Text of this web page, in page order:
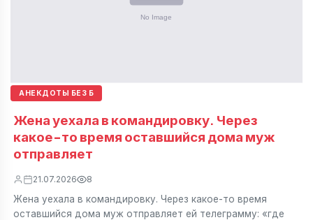
АНЕКДОТЫ БЕЗ Б
Жена уехала в командировку. Через
какое-то время оставшийся дома муж
отправляет
21.07.2026 8
Жена уехала в командировку. Через какое-то время
оставшийся дома муж отправляет ей телеграмму: «где